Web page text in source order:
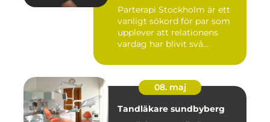
Parterapi Stockholm är ett
vanligt sökord för par som
upplever att relationens
vardag har blivit svå...
08. maj
Tandläkare sundbyberg